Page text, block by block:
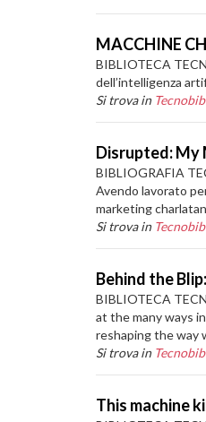
MACCHINE
BIBLIOTECA
dell’intelligenza
Si trova in
Disrupted: My
BIBLIOGRAFIA
Avendo lavorato
marketing
Si trova in
Behind the
BIBLIOTECA
at the many ways
reshaping the way
Si trova in
This machine